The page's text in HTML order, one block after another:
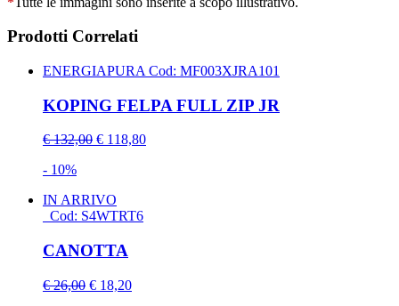
Prodotti Correlati
ENERGIAPURA Cod: MF003XJRA101
KOPING FELPA FULL ZIP JR
€ 132,00 € 118,80
- 10%
IN ARRIVO
Cod: S4WTRT6
CANOTTA
€ 26,00 € 18,20